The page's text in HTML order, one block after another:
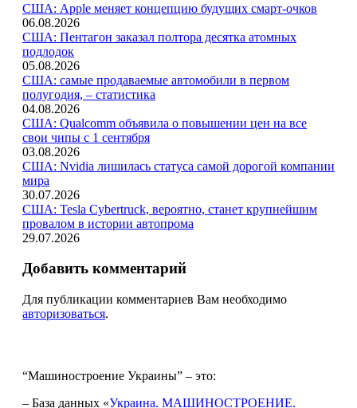
США: Apple меняет концепцию будущих смарт-очков
06.08.2026
США: Пентагон заказал полтора десятка атомных
подлодок
05.08.2026
США: самые продаваемые автомобили в первом
полугодия, – статистика
04.08.2026
США: Qualcomm объявила о повышении цен на все
свои чипы с 1 сентября
03.08.2026
США: Nvidia лишилась статуса самой дорогой компании
мира
30.07.2026
США: Tesla Cybertruck, вероятно, станет крупнейшим
провалом в истории автопрома
29.07.2026
Добавить комментарий
Для публикации комментариев Вам необходимо
авторизоваться.
“Машиностроение Украины” – это:
– База данных «Украина. МАШИНОСТРОЕНИЕ.